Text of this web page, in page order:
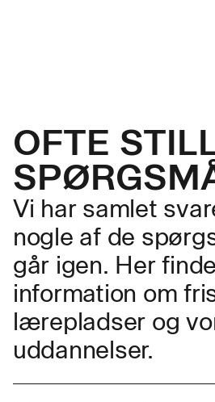
OFTE
Vi har samlet
nogle af de
går igen. Her
information om
lærepladser og
uddannelser.